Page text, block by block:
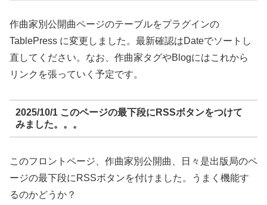
作曲家別公開曲ページのテーブルをプラグインの
TablePress に変更しました。最新確認はDateでソートし
直してください。なお、作曲家タグやBlogにはこれから
リンクを張っていく予定です。
2025/10/1 このページの最下段にRSSボタンをつけて
みました。。。
このフロントページ、作曲家別公開曲、日々是出版局のペ
ージの最下段にRSSボタンを付けました。うまく機能す
るのかどうか？